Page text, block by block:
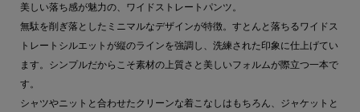
美しい落ち感が魅力の、ワイドストレートパンツ。
無駄を削ぎ落としたミニマルなデザインが特徴。すとんと落ちるワイドス
トレートシルエットが縦のラインを強調し、洗練された印象に仕上げてい
ます。シンプルだからこそ素材の上質さと美しいフォルムが際立つ一本で
す。
シャツやニットと合わせたクリーンな着こなしはもちろん、ジャケットと